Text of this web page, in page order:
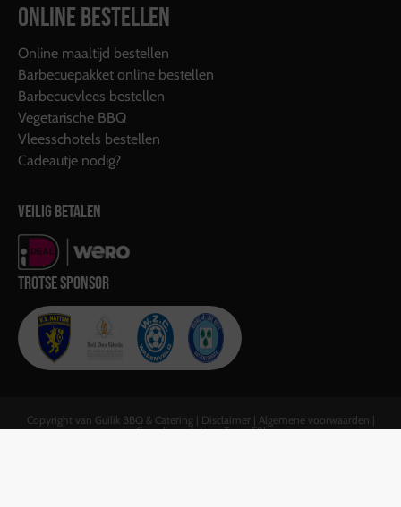
ONLINE BESTELLEN
Online maaltijd bestellen
Barbecuepakket online bestellen
Barbecuevlees bestellen
Vegetarische BBQ
Vleesschotels bestellen
Cadeautje nodig?
VEILIG BETALEN
TROTSE SPONSOR
Copyright van Guilik BBQ & Catering | Disclaimer| Algemene voorwaarden |
Gerealiseerd door:Team F&J